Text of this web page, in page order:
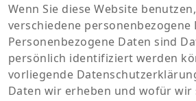
Wenn Sie diese Website
verschiedene personenbezogene
Personenbezogene Daten sind
persönlich identifiziert werden
vorliegende
Daten wir erheben und wofür wir